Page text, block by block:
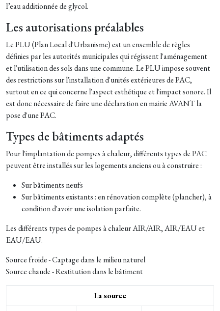
l’eau additionnée de glycol.
Les autorisations préalables
Le PLU (Plan Local d'Urbanisme) est un ensemble de règles
définies par les autorités municipales qui régissent l'aménagement
et l'utilisation des sols dans une commune. Le PLU impose souvent
des restrictions sur l'installation d'unités extérieures de PAC,
surtout en ce qui concerne l'aspect esthétique et l'impact sonore. Il
est donc nécessaire de faire une déclaration en mairie AVANT la
pose d'une PAC.
Types de bâtiments adaptés
Pour l'implantation de pompes à chaleur, différents types de PAC
peuvent être installés sur les logements anciens ou à construire :
Sur bâtiments neufs
Sur bâtiments existants : en rénovation complète (plancher), à
condition d'avoir une isolation parfaite.
Les différents types de pompes à chaleur AIR/AIR, AIR/EAU et
EAU/EAU.
Source froide - Captage dans le milieu naturel
Source chaude - Restitution dans le bâtiment
La source